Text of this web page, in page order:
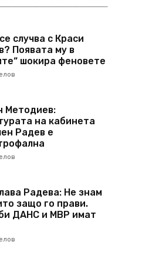
случва с Краси
Появата му в
шокира феновете
Методиев:
на кабинета
Радев е
Радева: Не знам
защо го прави.
ДАНС и МВР имат